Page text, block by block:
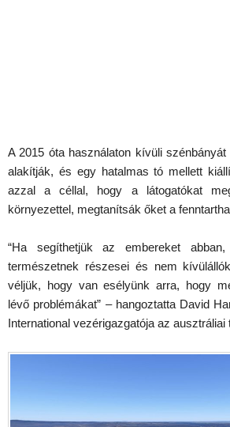
A 2015 óta használaton kívüli
alakítják, és egy hatalmas tó mellett
azzal a céllal, hogy a látogatókat
környezettel, megtanítsák őket a
“Ha segíthetjük az embereket
természetnek részesei és nem
véljük, hogy van esélyünk arra, hogy
lévő problémákat” – hangoztatta David
International vezérigazgatója az ausztráliai